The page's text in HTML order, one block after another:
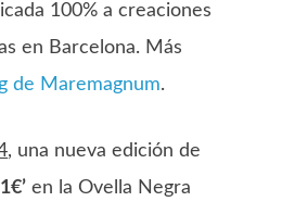
100% a creaciones
en Barcelona. Más
de Maremagnum.
, una nueva edición de
en la Ovella Negra